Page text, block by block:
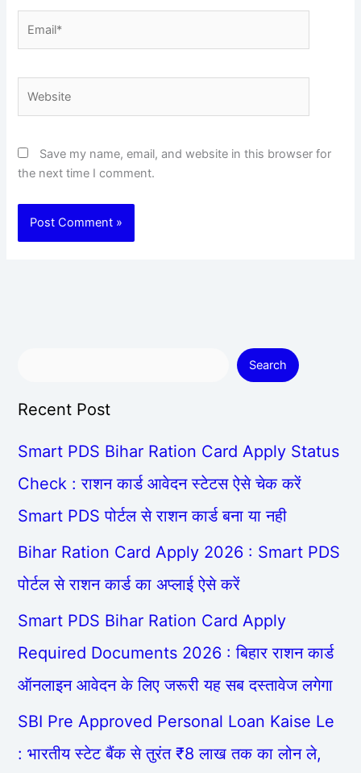
Save my name, email, and website in this browser for
the next time I comment.
Search
Recent Post
Smart PDS Bihar Ration Card Apply Status
Check : राशन कार्ड आवेदन स्टेटस ऐसे चेक करें
Smart PDS पोर्टल से राशन कार्ड बना या नही
Bihar Ration Card Apply 2026 : Smart PDS
पोर्टल से राशन कार्ड का अप्लाई ऐसे करें
Smart PDS Bihar Ration Card Apply
Required Documents 2026 : बिहार राशन कार्ड
ऑनलाइन आवेदन के लिए जरूरी यह सब दस्तावेज लगेगा
SBI Pre Approved Personal Loan Kaise Le
: भारतीय स्टेट बैंक से तुरंत ₹8 लाख तक का लोन ले,